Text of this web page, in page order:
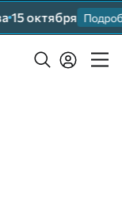
15 октября